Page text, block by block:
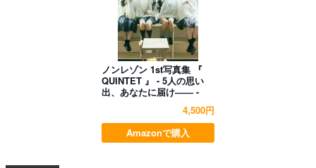
ノンレゾン 1st写真集 『
QUINTET 』 - 5人の思い
出、あなたに届け―― -
4,500円
Amazonで購入